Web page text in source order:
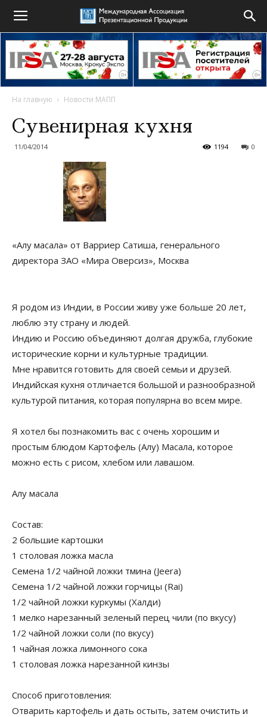
На главную Новости МАПП
Сувенирная кухня
11/04/2014 0
1194
«Алу масала» от Варриер Сатиша, генерального
директора ЗАО «Мира Оверсиз», Москва
Я родом из Индии, в России живу уже больше 20 лет,
люблю эту страну и людей.
Индию и Россию объединяют долгая дружба, глубокие
исторические корни и культурные традиции.
Мне нравится готовить для своей семьи и друзей.
Индийская кухня отличается большой и разнообразной
культурой питания, которая популярна во всем мире.
Я хотел бы познакомить вас с очень хорошим и
простым блюдом Картофель (Алу) Масала, которое
можно есть с рисом, хлебом или лавашом.
Алу масала
Состав:
2 большие картошки
1 столовая ложка масла
Семена 1/2 чайной ложки тмина (Jeera)
Семена 1/2 чайной ложки горчицы (Rai)
1/2 чайной ложки куркумы (Халди)
1 мелко нарезанный зеленый перец чили (по вкусу)
1/2 чайной ложки соли (по вкусу)
1 чайная ложка лимонного сока
1 столовая ложка нарезанной кинзы
Способ приготовления:
Отварить картофель и дать остыть, затем очистить и